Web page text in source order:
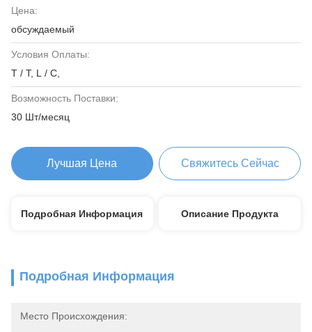
Цена:
обсуждаемый
Условия Оплаты:
T / T, L / C,
Возможность Поставки:
30 Шт/месяц
Лучшая Цена Свяжитесь Сейчас
Подробная Информация Описание Продукта
Подробная Информация
Место Происхождения: